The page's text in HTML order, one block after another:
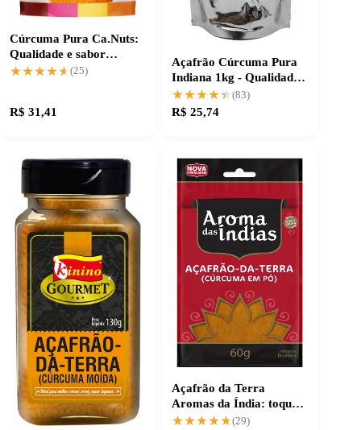
Cúrcuma Pura Ca.Nuts:
Qualidade e sabor
autêntico
★★★★★
★★★★★ (25)
R$ 31,41
Açafrão Cúrcuma Pura
Indiana 1kg - Qualidade e
Pureza
★★★★★
★★★★★(83)
R$ 25,74
Açafrão da Terra
Aromas da Índia: toque
especial para suas
★★★★★
★★★★★(29)